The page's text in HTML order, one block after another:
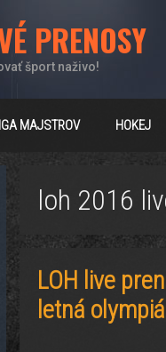
PRENOSY
šport naživo!
MAJSTROV HOKEJ
loh 2016
LOH live
letná